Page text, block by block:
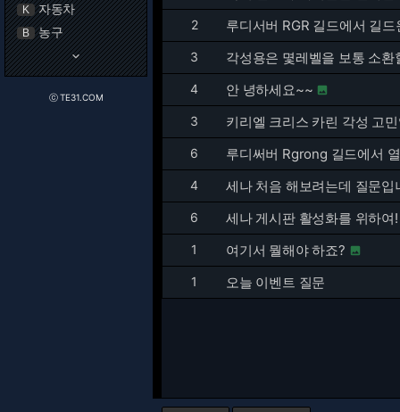
K 자동차
B 농구
keyboard_arrow_down
ⓒ TE31.COM
2 루디서버 RGR 길드에서 길
3 각성용은 몇레벨을 보통 소환
4 안 녕하세요~~ 
3 키리엘 크리스 카린 각성 고
6 루디써버 Rgrong 길드에서
4 세나 처음 해보려는데 질문입
6 세나 게시판 활성화를 위하여!
1 여기서 뭘해야 하죠? 
1 오늘 이벤트 질문